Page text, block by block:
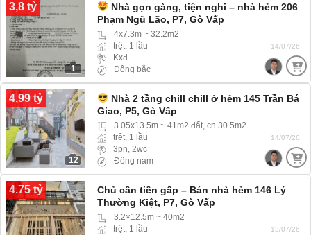
3,8 tỷ
1
Nhà gọn gàng, tiện nghi – nhà hẻm 206
Phạm Ngũ Lão, P7, Gò Vấp
4x7.3m ~ 32.2m2
trệt, 1 lầu
Kxđ
Đông bắc
14/07/26
4,99 tỷ
12
Nhà 2 tầng chill chill ở hẻm 145 Trần Bá
Giao, P5, Gò Vấp
3.05x13.5m ~ 41m2 đất, cn 30.5m2
trệt, 1 lầu
3pn, 2wc
Đông nam
14/07/26
4.75 tỷ
Chủ cần tiền gấp – Bán nhà hẻm 146 Lý
Thường Kiệt, P7, Gò Vấp
3.2×12.5m ~ 40m2
trệt, 1 lầu
13/07/26